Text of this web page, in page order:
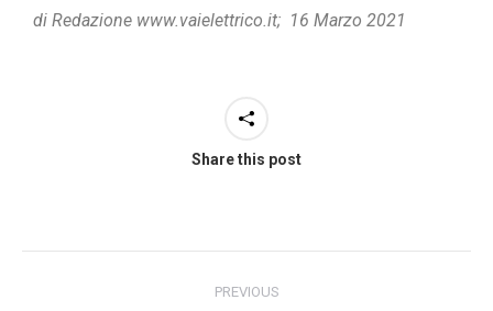
di Redazione www.vaielettrico.it; 16 Marzo 2021
Share this post
PREVIOUS